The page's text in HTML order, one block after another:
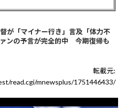
が「マイナー行き」言及「体力不
ンの予言が完全的中 今期復帰も
転載元:
read.cgi/mnewsplus/1751446433/